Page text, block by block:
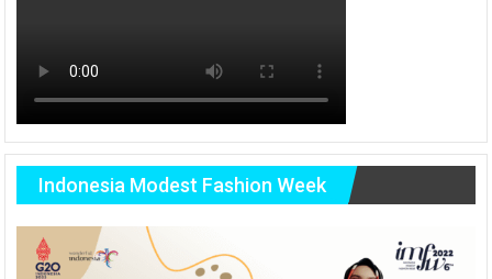
Indonesia Modest Fashion Week